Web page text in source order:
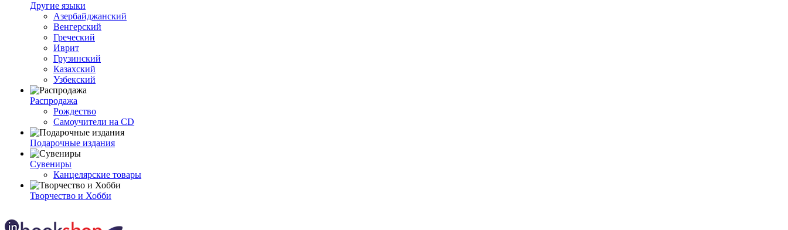
Другие языки
Азербайджанский
Венгерский
Греческий
Иврит
Грузинский
Казахский
Узбекский
Распродажа
Рождество
Самоучители на CD
Подарочные издания
Сувениры
Канцелярские товары
Творчество и Хобби